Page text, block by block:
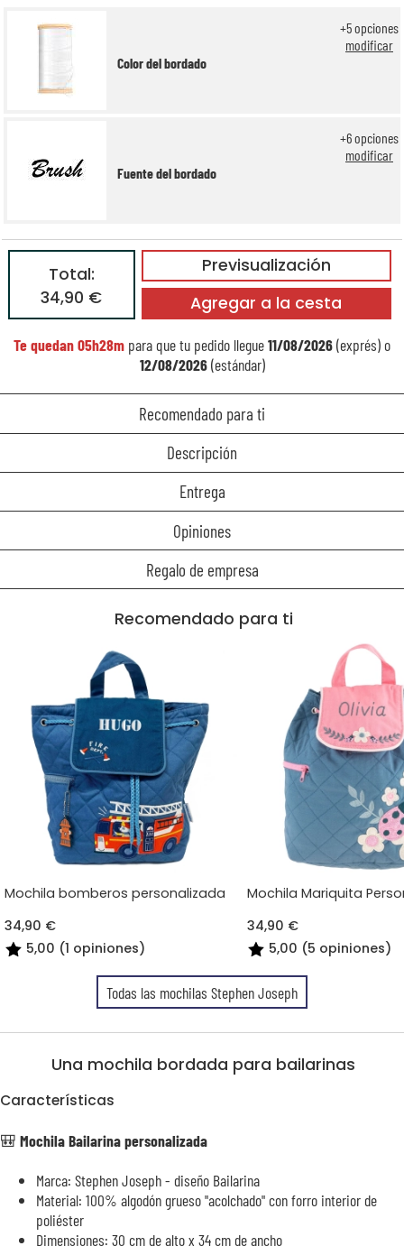
Color del bordado
+5opciones
modificar
Fuente del bordado
+6opciones
modificar
Previsualización
Total:
34,90 €
Agregar a la cesta
Te quedan05h28m para que tu pedido llegue11/08/2026(exprés) o
12/08/2026(estándar)
Recomendado para ti
Descripción
Entrega
Opiniones
Regalo de empresa
Recomendado para ti
Mochila bomberos personalizada
34,90 €
5,00 (1 opiniones)
Mochila Mariquita
34,90 €
5,00 (5 opiniones)
Todas las mochilas Stephen Joseph
Una mochila bordada para bailarinas
Características
🎒 Mochila Bailarina personalizada
Marca: Stephen Joseph - diseño Bailarina
Material: 100% algodón grueso "acolchado" con forro interior de
poliéster
Dimensiones: 30 cm de alto x 34 cm de ancho